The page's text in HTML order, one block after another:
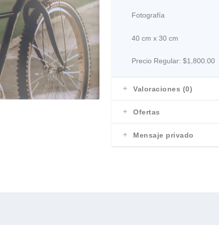
Fotografía
40 cm x 30 cm
Precio Regular: $1,800.00
Valoraciones (0)
Ofertas
Mensaje privado